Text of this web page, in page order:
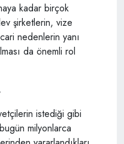
kadar birçok
şirketlerin, vize
nedenlerin yanı
da önemli rol
istediği gibi
milyonlarca